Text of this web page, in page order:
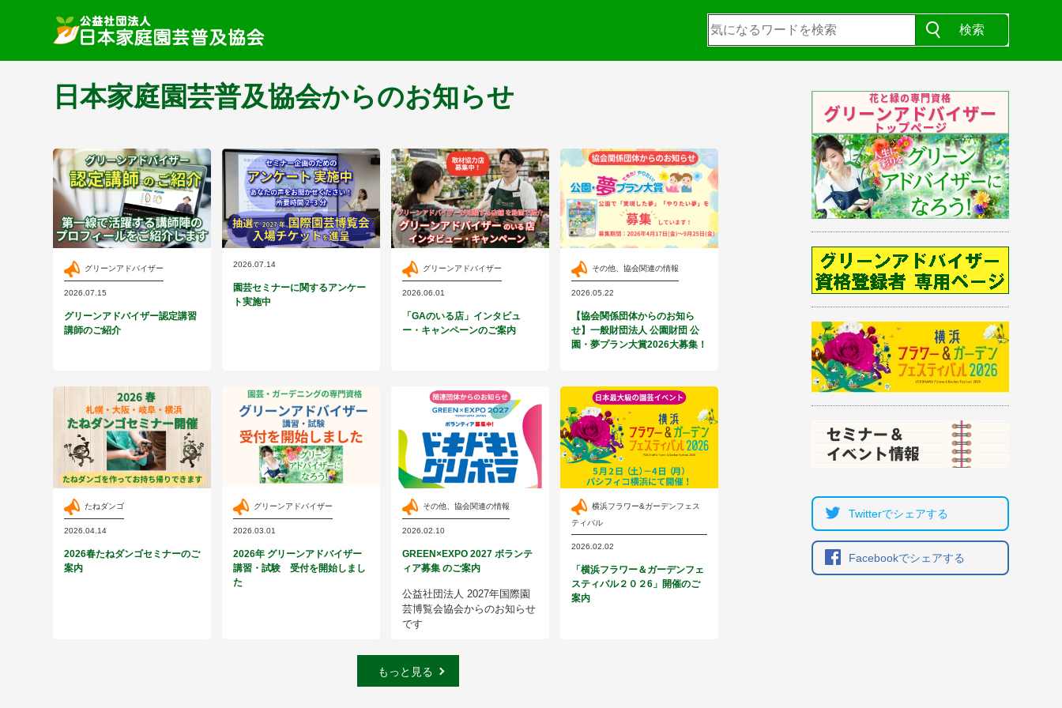
日本家庭園芸普及協会からのお知らせ
グリーンアドバイザー
2026.07.15
グリーンアドバイザー認定講習
講師のご紹介
2026.07.14
園芸セミナーに関するアンケー
ト実施中
グリーンアドバイザー
2026.06.01
「GAのいる店」インタビュ
ー・キャンペーンのご案内
その他、協会関連の情報
2026.05.22
【協会関係団体からのお知ら
せ】一般財団法人 公園財団 公
園・夢プラン大賞2026大募集！
たねダンゴ
2026.04.14
2026春たねダンゴセミナーのご
案内
グリーンアドバイザー
2026.03.01
2026年 グリーンアドバイザー
講習・試験 受付を開始しまし
た
その他、協会関連の情報
2026.02.10
GREEN×EXPO 2027 ボランテ
ィア募集 のご案内
公益社団法人 2027年国際園
芸博覧会協会からのお知らせ
です
横浜フラワー&ガーデンフェス
ティバル
2026.02.02
「横浜フラワー＆ガーデンフェ
スティバル２０２6」開催のご
案内
もっと見る
Twitterでシェアする
Facebookでシェアする